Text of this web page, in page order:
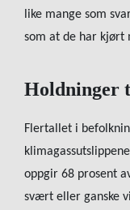
like mange som
som at de har kjørt
Holdninger
Flertallet i
oppgir 68 prosent
svært eller ganske